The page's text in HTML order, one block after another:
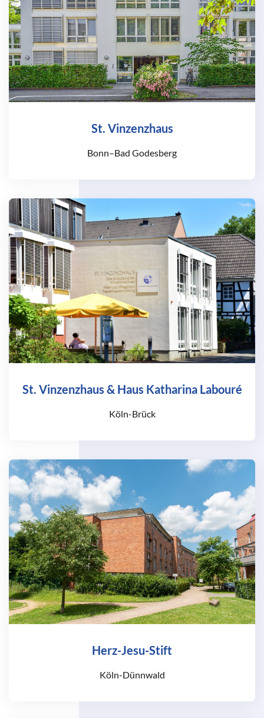
St. Vinzenzhaus
Bonn–Bad Godesberg
St. Vinzenzhaus & Haus Katharina Labouré
Köln-Brück
Herz-Jesu-Stift
Köln-Dünnwald